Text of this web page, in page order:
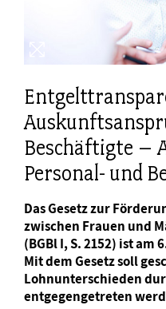
Beschäftigte –
Personal- und
Das Gesetz zur
zwischen Frauen und
(BGBl I, S. 2152) ist
Mit dem Gesetz soll
Lohnunterschieden
entgegengetreten